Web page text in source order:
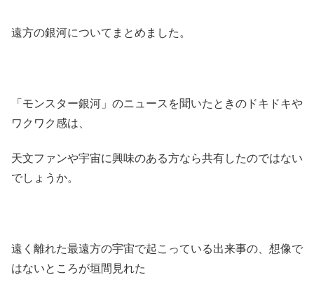
遠方の銀河についてまとめました。
「モンスター銀河」のニュースを聞いたときのドキドキや
ワクワク感は、
天文ファンや宇宙に興味のある方なら共有したのではない
でしょうか。
遠く離れた最遠方の宇宙で起こっている出来事の、想像で
はないところが垣間見れた